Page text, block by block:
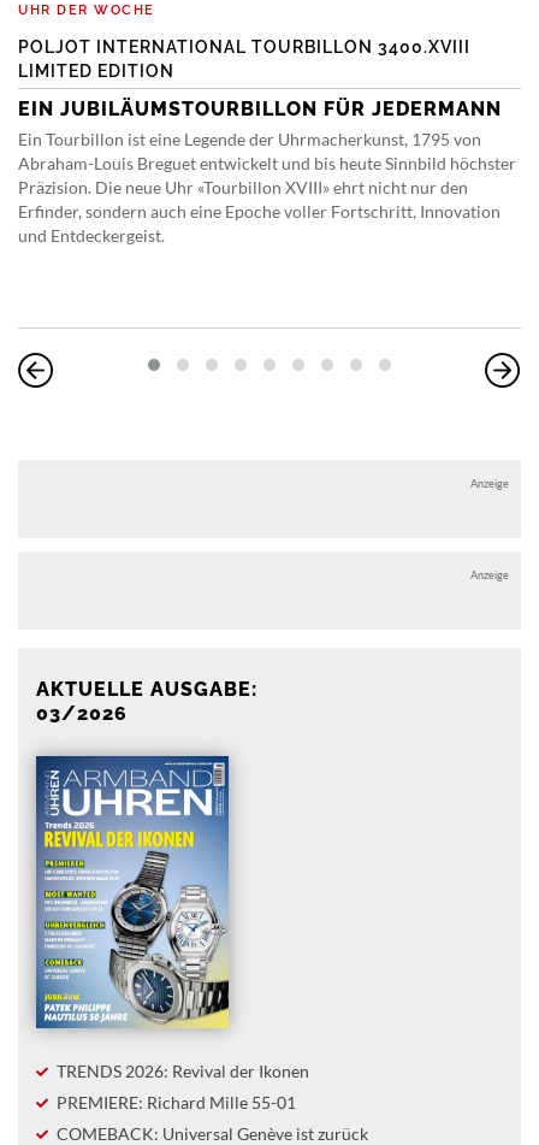
UHR DER WOCHE
POLJOT INTERNATIONAL TOURBILLON 3400.XVIII
LIMITED EDITION
EIN JUBILÄUMSTOURBILLON FÜR JEDERMANN
Ein Tourbillon ist eine Legende der Uhrmacherkunst, 1795 von
Abraham-Louis Breguet entwickelt und bis heute Sinnbild höchster
Präzision. Die neue Uhr «Tourbillon XVIII» ehrt nicht nur den
Erfinder, sondern auch eine Epoche voller Fortschritt, Innovation
und Entdeckergeist.
Anzeige
Anzeige
AKTUELLE AUSGABE:
03/2026
TRENDS 2026: Revival der Ikonen
PREMIERE: Richard Mille 55-01
COMEBACK: Universal Genève ist zurück